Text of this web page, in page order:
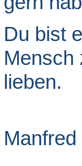
Du bist
Mensch
lieben.